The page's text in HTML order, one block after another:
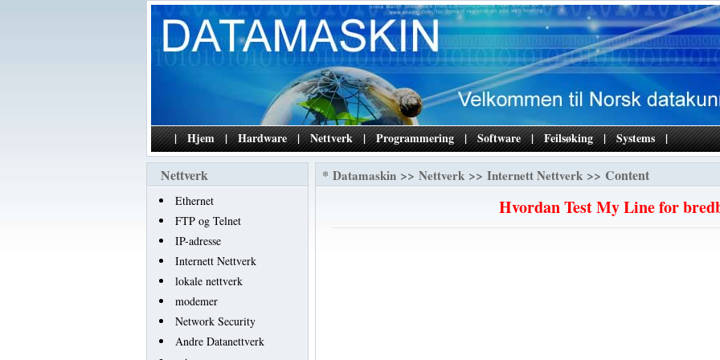
| Hjem | Hardware | Nettverk | Programmering | Software | Feilsøking | Systems |
Nettverk
Ethernet
FTP og Telnet
IP-adresse
Internett Nettverk
lokale nettverk
modemer
Network Security
Andre Datanettverk
* Datamaskin >> Nettverk >> Internett Nettverk >> Content
Hvordan Test My Line for